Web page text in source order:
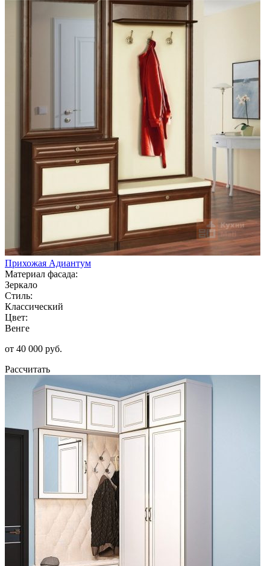
Прихожая Адиантум
Материал фасада:
Зеркало
Стиль:
Классический
Цвет:
Венге
от 40 000 руб.
Рассчитать